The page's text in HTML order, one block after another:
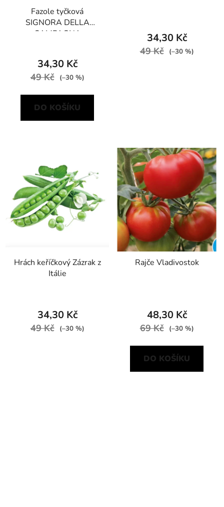
Fazole tyčková
SIGNORA DELLA
CAMPAGNA
34,30 Kč
49 Kč (–30 %)
DO KOŠÍKU
34,30 Kč
49 Kč (–30 %)
Hrách keříčkový Zázrak z
Itálie
34,30 Kč
49 Kč (–30 %)
Rajče Vladivostok
48,30 Kč
69 Kč (–30 %)
DO KOŠÍKU